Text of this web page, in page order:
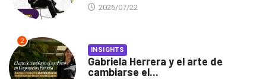
2026/07/22
2
INSIGHTS
Gabriela Herrera y el arte de
cambiarse el...